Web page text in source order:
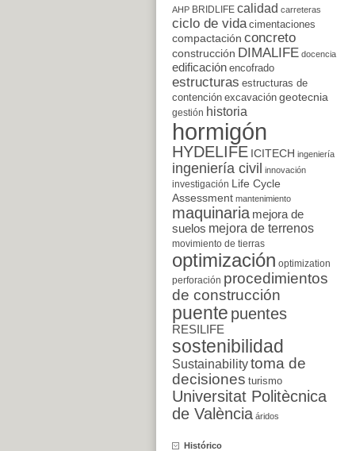
AHP BRIDLIFE calidad carreteras
ciclo de vida cimentaciones
compactación concreto
construcción DIMALIFE docencia
edificación encofrado
estructuras estructuras de
contención excavación geotecnia
gestión historia
hormigón
HYDELIFE ICITECH ingeniería
ingeniería civil innovación
investigación
Life Cycle
Assessment mantenimiento
maquinaria mejora de
suelos mejora de terrenos
movimiento de tierras
optimización optimization
perforación procedimientos
de construcción
puente puentes
RESILIFE
sostenibilidad
Sustainabilitytoma de
decisiones turismo
Universitat Politècnica
de València áridos
Histórico